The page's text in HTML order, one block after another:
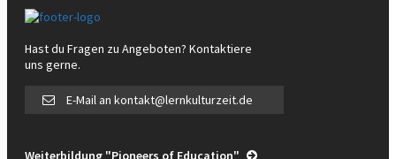
Hast du Fragen zu Angeboten? Kontaktiere
uns gerne.
E-Mail an kontakt@lernkulturzeit.de
Weiterbildung "Pioneers of Education"